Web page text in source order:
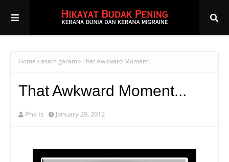
Home asam garam That Awkward Moment...
That Awkward Moment...
Pha Is January 29, 2012